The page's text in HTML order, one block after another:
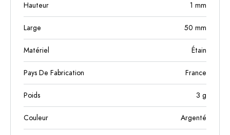
Hauteur 1 mm
Large 50 mm
Matériel Étain
Pays De Fabrication France
Poids 3 g
Couleur Argenté